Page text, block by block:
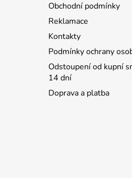
Obchodní podmínky
Reklamace
Kontakty
Podmínky ochrany
Odstoupení od kupní
14 dní
Doprava a platba